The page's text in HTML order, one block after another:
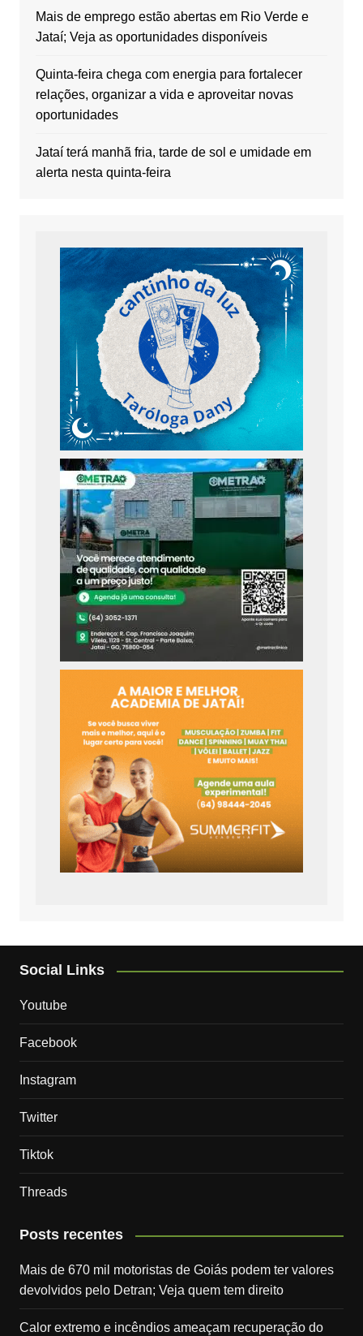
Mais de emprego estão abertas em Rio Verde e
Jataí; Veja as oportunidades disponíveis
Quinta-feira chega com energia para fortalecer
relações, organizar a vida e aproveitar novas
oportunidades
Jataí terá manhã fria, tarde de sol e umidade em
alerta nesta quinta-feira
Social Links
Youtube
Facebook
Instagram
Twitter
Tiktok
Threads
Posts recentes
Mais de 670 mil motoristas de Goiás podem ter valores
devolvidos pelo Detran; Veja quem tem direito
Calor extremo e incêndios ameaçam recuperação do